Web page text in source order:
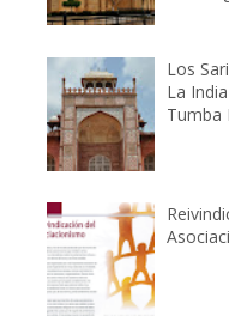
Los
La
Tumba